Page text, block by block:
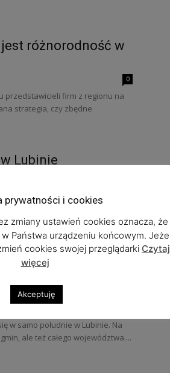
różnorodność w
0
przedstawicieli firm z regionu na
strategia, czy zbędne
Lubinie
zdań, zaś wyborcy do
się, ci,...
okazja na
w samo południe w Lubinie. Na
ale też całego województwa....
prywatności i cookies
zmiany ustawień cookies oznacza, że
Państwa urządzeniu końcowym.
cookies swojej przeglądarki Czytaj
więcej
Akceptuję